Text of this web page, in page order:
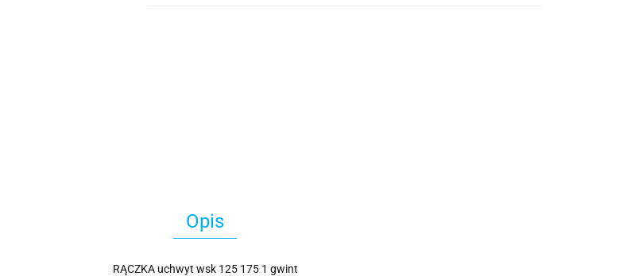
Opis
RĄCZKA uchwyt wsk 125 175 1 gwint